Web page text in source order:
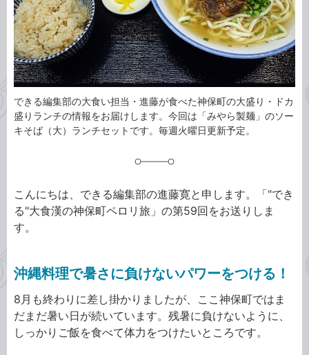
できる編集部の大食い担当・進藤が食べた神保町の大盛り・ドカ
盛りランチの情報をお届けします。今回は「みやら製麺」のソー
キそば（大）ランチセットです。毎週火曜日更新予定。
こんにちは、できる編集部の進藤寛と申します。「"でき
る"大食漢の神保町ペロリ旅」の第59回をお送りしま
す。
沖縄料理で暑さに負けないパワーをつける！
8月も終わりに差し掛かりましたが、ここ神保町ではま
だまだ暑い日が続いています。残暑に負けないように、
しっかりご飯を食べて体力をつけたいところです。